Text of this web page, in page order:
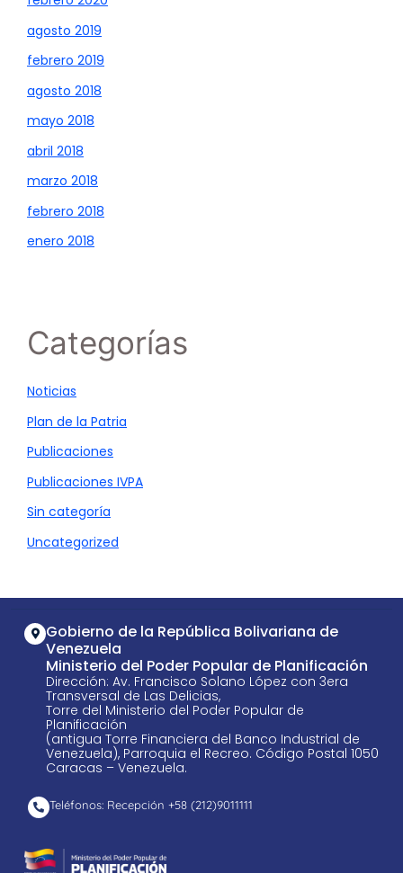
agosto 2019
febrero 2019
agosto 2018
mayo 2018
abril 2018
marzo 2018
febrero 2018
enero 2018
Categorías
Noticias
Plan de la Patria
Publicaciones
Publicaciones IVPA
Sin categoría
Uncategorized
Gobierno de la República Bolivariana de
Venezuela
Ministerio del Poder Popular de Planificación
Dirección: Av. Francisco Solano López con 3era
Transversal de Las Delicias,
Torre del Ministerio del Poder Popular de
Planificación
(antigua Torre Financiera del Banco Industrial de
Venezuela), Parroquia el Recreo. Código Postal 1050
Caracas – Venezuela.
Teléfonos: Recepción +58 ​(212)9011111